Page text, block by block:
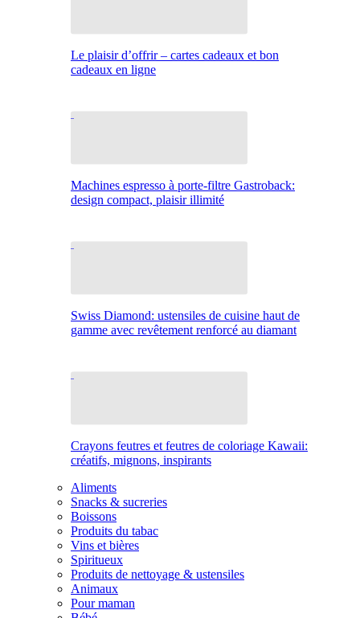
Le plaisir d’offrir – cartes cadeaux et bon
cadeaux en ligne
Machines espresso à porte-filtre Gastroback:
design compact, plaisir illimité
Swiss Diamond: ustensiles de cuisine haut de
gamme avec revêtement renforcé au diamant
Crayons feutres et feutres de coloriage Kawaii:
créatifs, mignons, inspirants
Aliments
Snacks & sucreries
Boissons
Produits du tabac
Vins et bières
Spiritueux
Produits de nettoyage & ustensiles
Animaux
Pour maman